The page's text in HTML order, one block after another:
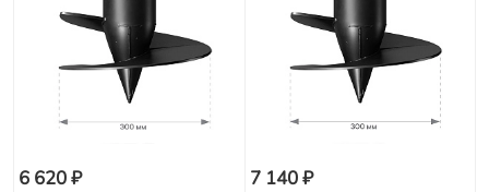
6 620 ₽ 7 140 ₽